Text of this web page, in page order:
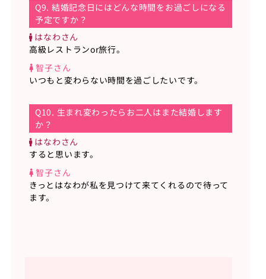
Q9. 結婚記念日にはどんな時間をお過ごしになる
予定ですか？
はなわさん
高級レストランor旅行。
智子さん
いつもと変わらない時間を過ごしたいです。
Q10. 生まれ変わったらお二人はまた結婚します
か？
はなわさん
すると思います。
智子さん
きっとはなわが私を見つけて来てくれるので待って
ます。